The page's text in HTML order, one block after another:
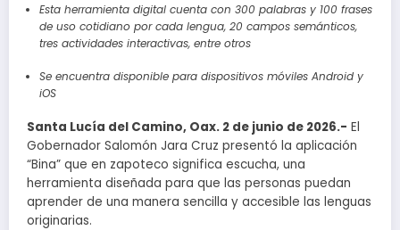
Esta herramienta digital cuenta con 300 palabras y 100 frases
de uso cotidiano por cada lengua, 20 campos semánticos,
tres actividades interactivas, entre otros
Se encuentra disponible para dispositivos móviles Android y
iOS
Santa Lucía del Camino, Oax. 2 de junio de 2026.- El
Gobernador Salomón Jara Cruz presentó la aplicación
“Bina” que en zapoteco significa escucha, una
herramienta diseñada para que las personas puedan
aprender de una manera sencilla y accesible las lenguas
originarias.